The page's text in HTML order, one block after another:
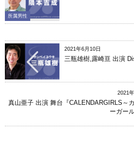
所属男性
2021年6月10日
三瓶雄樹,露崎亘 出演
2021
真山亜子 出演 舞台『CALENDARGIRLS～
ーガー